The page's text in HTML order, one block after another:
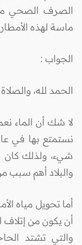
الصرف الصحي
ماسة لهذه
الجواب :
الحمد لله،
لا شك أن الماء
نستمتع بها في
شيء، ولذلك كان
والبلاد أهم سبب
أما تحويل مياه
أن يكون من إتلاف
والتي تشتد